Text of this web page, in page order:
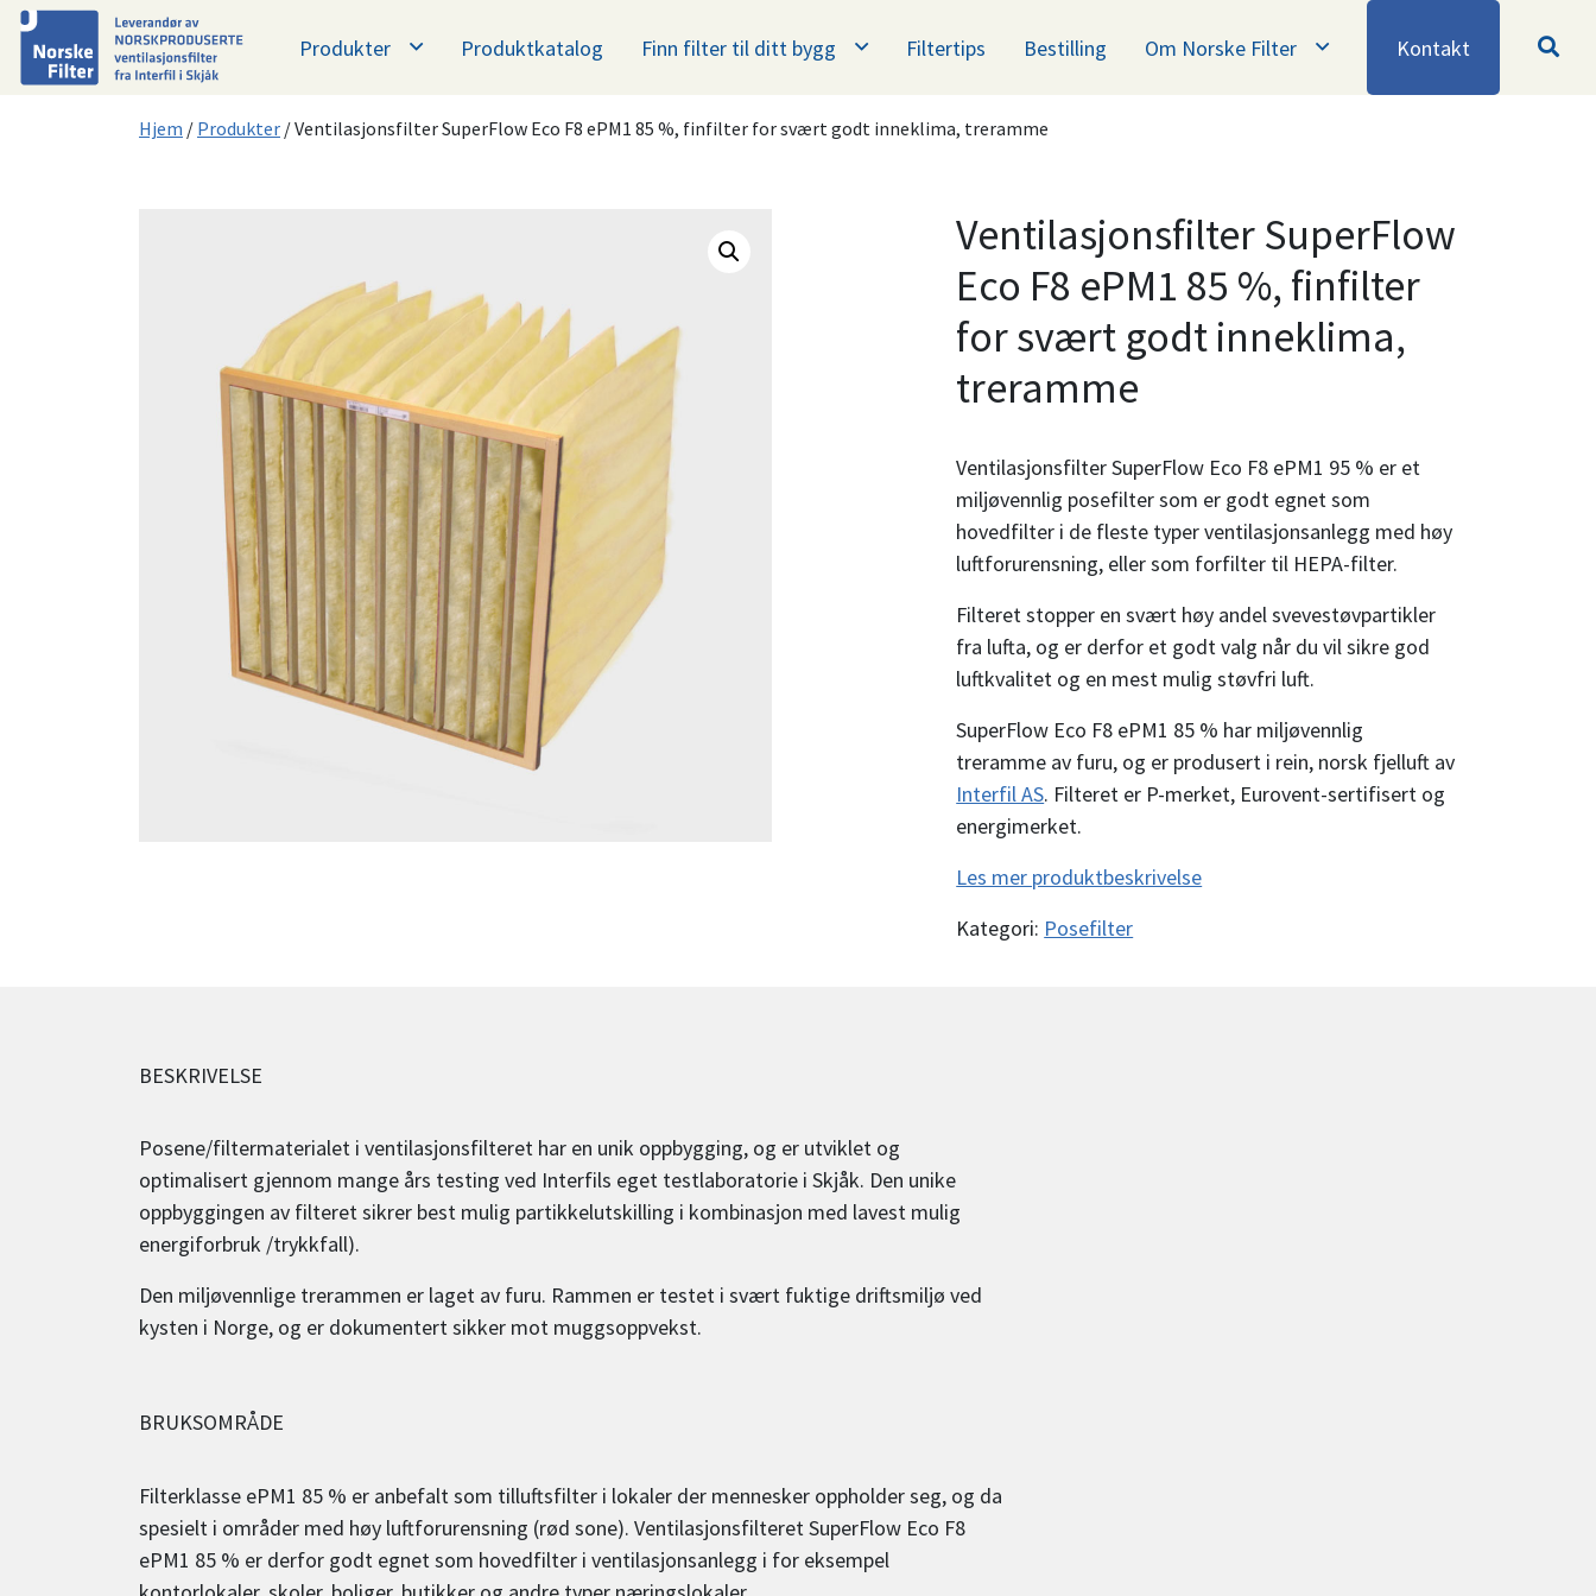
Produkter Produktkatalog Finn filter til ditt bygg Filtertips Bestilling Om Norske Filter Kontakt
Hjem / Produkter /Ventilasjonsfilter SuperFlow Eco F8 ePM1 85 %, finfilter for svært godt inneklima, treramme
Ventilasjonsfilter SuperFlow
Eco F8 ePM1 85 %, finfilter
for svært godt inneklima,
treramme
Ventilasjonsfilter SuperFlow Eco F8 ePM1 95 % er et
miljøvennlig posefilter som er godt egnet som
hovedfilter i de fleste typer ventilasjonsanlegg med høy
luftforurensning, eller som forfilter til HEPA-filter.
Filteret stopper en svært høy andel svevestøvpartikler
fra lufta, og er derfor et godt valg når du vil sikre god
luftkvalitet og en mest mulig støvfri luft.
SuperFlow Eco F8 ePM1 85 % har miljøvennlig
treramme av furu, og er produsert i rein, norsk fjelluft av
Interfil AS. Filteret er P-merket, Eurovent-sertifisert og
energimerket.
Les mer produktbeskrivelse
Kategori: Posefilter
BESKRIVELSE
Posene/filtermaterialet i ventilasjonsfilteret har en unik oppbygging, og er utviklet og
optimalisert gjennom mange års testing ved Interfils eget testlaboratorie i Skjåk. Den unike
oppbyggingen av filteret sikrer best mulig partikkelutskilling i kombinasjon med lavest mulig
energiforbruk /trykkfall).
Den miljøvennlige trerammen er laget av furu. Rammen er testet i svært fuktige driftsmiljø ved
kysten i Norge, og er dokumentert sikker mot muggsoppvekst.
BRUKSOMRÅDE
Filterklasse ePM1 85 % er anbefalt som tilluftsfilter i lokaler der mennesker oppholder seg, og da
spesielt i områder med høy luftforurensning (rød sone). Ventilasjonsfilteret SuperFlow Eco F8
ePM1 85 % er derfor godt egnet som hovedfilter i ventilasjonsanlegg i for eksempel